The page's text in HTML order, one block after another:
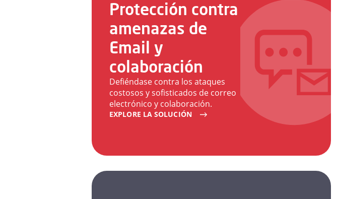
Protección contra
amenazas de
Email y
colaboración
Defiéndase contra los ataques
costosos y sofisticados de correo
electrónico y colaboración.
EXPLORE LA SOLUCIÓN